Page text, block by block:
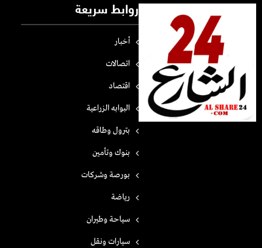
روابط سريعة
أخبار
اتصالات
اقتصاد
البوابه الزراعية
بترول وطاقه
بنوك وتأمين
بورصة وشركات
رياضة
سياحة وطيران
سيارات ونقل